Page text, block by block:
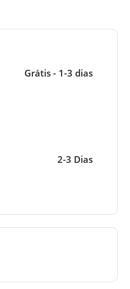
Grátis - 1-3 dias
2-3 Dias